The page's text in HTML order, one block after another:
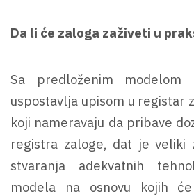
Da li će zaloga zaživeti u
Sa predloženim
uspostavlja upisom u registar
koji nameravaju da pribave
registra zaloge, dat je veliki
stvaranja adekvatnih
modela na osnovu kojih